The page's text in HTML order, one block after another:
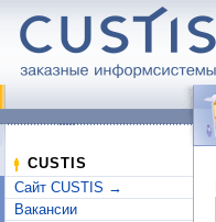
CUSTIS
Сайт CUSTIS →
Вакансии